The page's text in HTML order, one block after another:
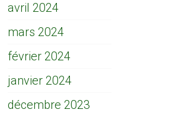
avril 2024
mars 2024
février 2024
janvier 2024
décembre 2023